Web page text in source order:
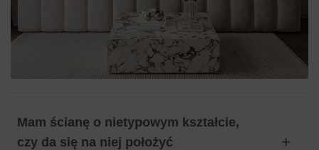
Mam ścianę o nietypowym kształcie,
czy da się na niej położyć